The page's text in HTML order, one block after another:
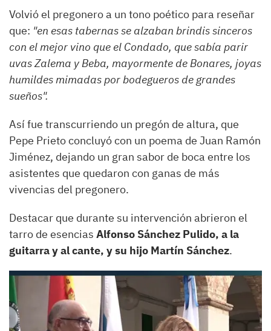
Volvió el pregonero a un tono poético para reseñar
que: "en esas tabernas se alzaban brindis sinceros
con el mejor vino que el Condado, que sabía parir
uvas Zalema y Beba, mayormente de Bonares, joyas
humildes mimadas por bodegueros de grandes
sueños".
Así fue transcurriendo un pregón de altura, que
Pepe Prieto concluyó con un poema de Juan Ramón
Jiménez, dejando un gran sabor de boca entre los
asistentes que quedaron con ganas de más
vivencias del pregonero.
Destacar que durante su intervención abrieron el
tarro de esencias Alfonso Sánchez Pulido, a la
guitarra y al cante, y su hijo Martín Sánchez.